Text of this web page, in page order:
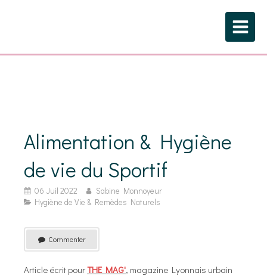
Alimentation & Hygiène
de vie du Sportif
06 Juil 2022
Sabine Monnoyeur
Hygiène de Vie & Remèdes Naturels
Commenter
Article écrit pourTHE MAG', magazine Lyonnais urbain